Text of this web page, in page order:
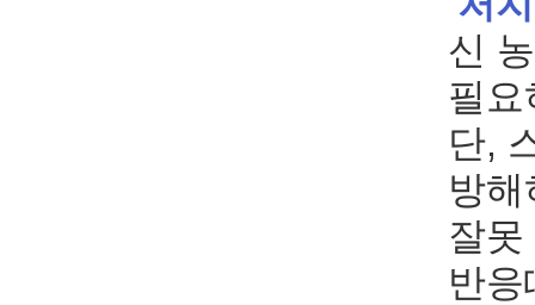
신
필
단,
방
잘
반